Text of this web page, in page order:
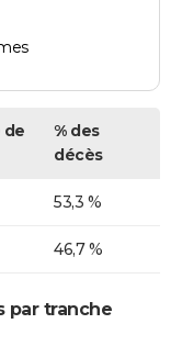
de
% des
décès
53,3 %
46,7 %
par tranche